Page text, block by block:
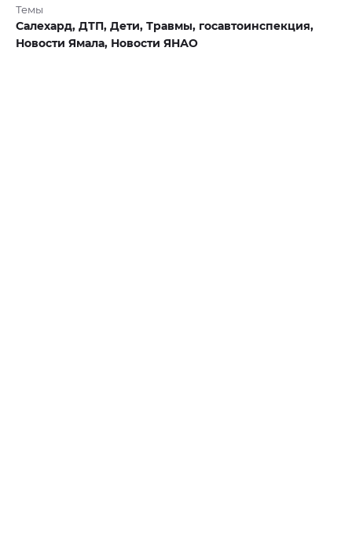
Темы
Салехард, ДТП, Дети, Травмы, госавтоинспекция,
Новости Ямала, Новости ЯНАО